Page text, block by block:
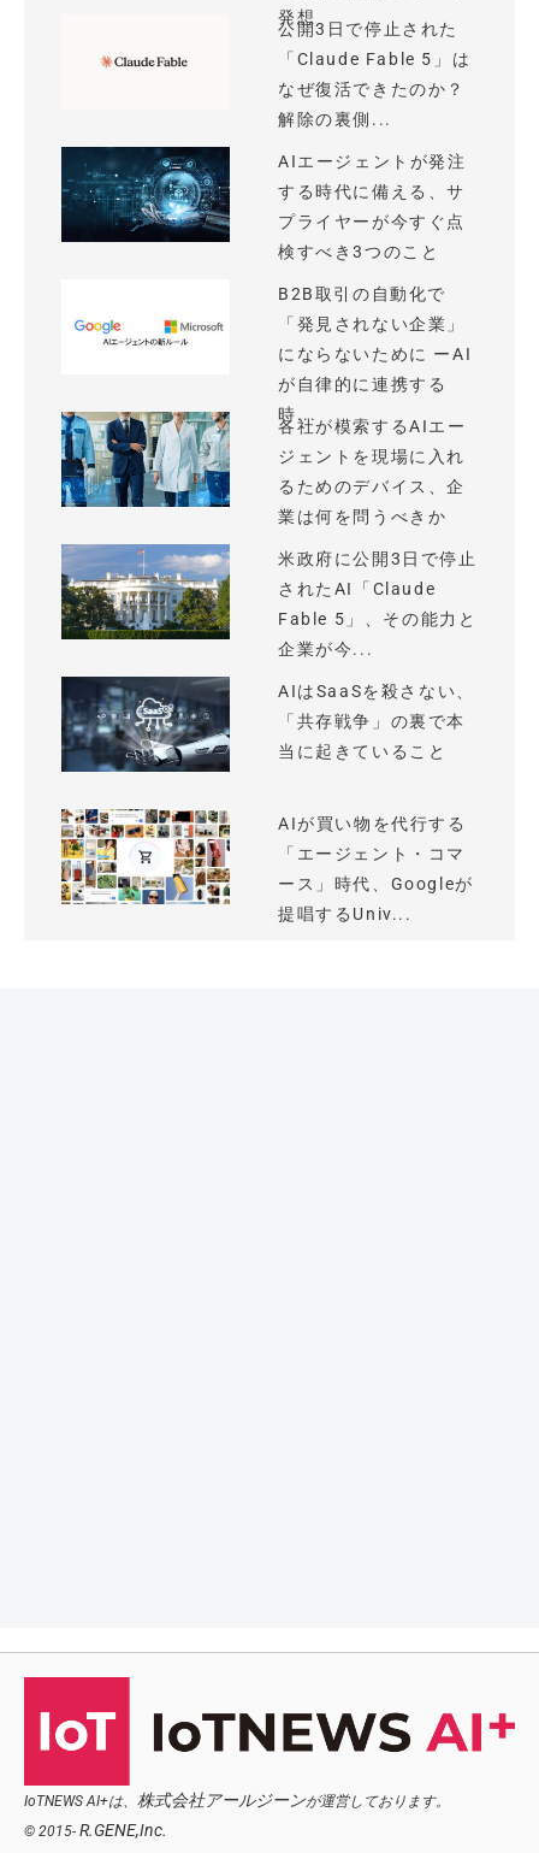
発想
公開3日で停止された
「Claude Fable 5」は
なぜ復活できたのか？
解除の裏側...
AIエージェントが発注
する時代に備える、サ
プライヤーが今すぐ点
検すべき3つのこと
B2B取引の自動化で
「発見されない企業」
にならないために ーAI
が自律的に連携する
時...
各社が模索するAIエー
ジェントを現場に入れ
るためのデバイス、企
業は何を問うべきか
米政府に公開3日で停止
されたAI「Claude
Fable 5」、その能力と
企業が今...
AIはSaaSを殺さない、
「共存戦争」の裏で本
当に起きていること
AIが買い物を代行する
「エージェント・コマ
ース」時代、Googleが
提唱するUniv...
IoTNEWS AI+は、 株式会社アールジーンが運営しております。
© 2015- R.GENE,Inc.